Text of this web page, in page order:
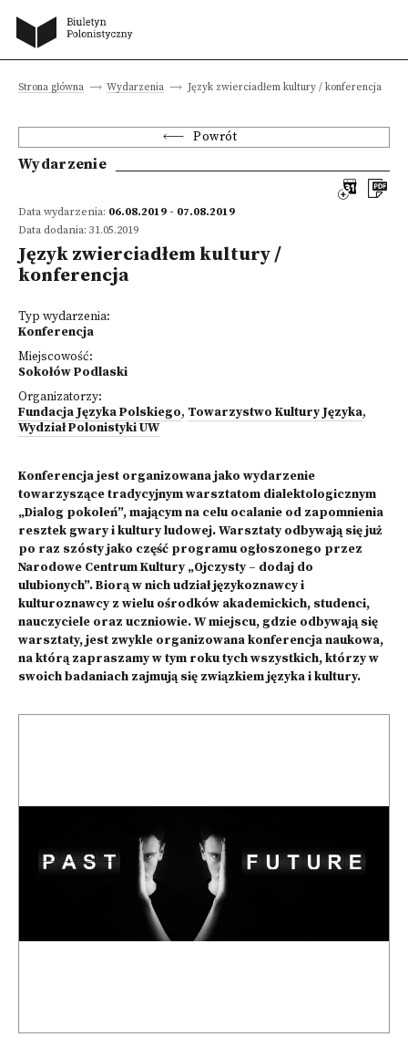
Strona główna Wydarzenia Język zwierciadłem kultury / konferencja
Powrót
Wydarzenie
Data wydarzenia: 06.08.2019 - 07.08.2019
Data dodania: 31.05.2019
Język zwierciadłem kultury /
konferencja
Typ wydarzenia:
Konferencja
Miejscowość:
Sokołów Podlaski
Organizatorzy:
Fundacja Języka Polskiego, Towarzystwo Kultury Języka,
Wydział Polonistyki UW
Konferencja jest organizowana jako wydarzenie
towarzyszące tradycyjnym warsztatom dialektologicznym
„Dialog pokoleń”, mającym na celu ocalanie od zapomnienia
resztek gwary i kultury ludowej. Warsztaty odbywają się już
po raz szósty jako część programu ogłoszonego przez
Narodowe Centrum Kultury „Ojczysty – dodaj do
ulubionych”. Biorą w nich udział językoznawcy i
kulturoznawcy z wielu ośrodków akademickich, studenci,
nauczyciele oraz uczniowie. W miejscu, gdzie odbywają się
warsztaty, jest zwykle organizowana konferencja naukowa,
na którą zapraszamy w tym roku tych wszystkich, którzy w
swoich badaniach zajmują się związkiem języka i kultury.